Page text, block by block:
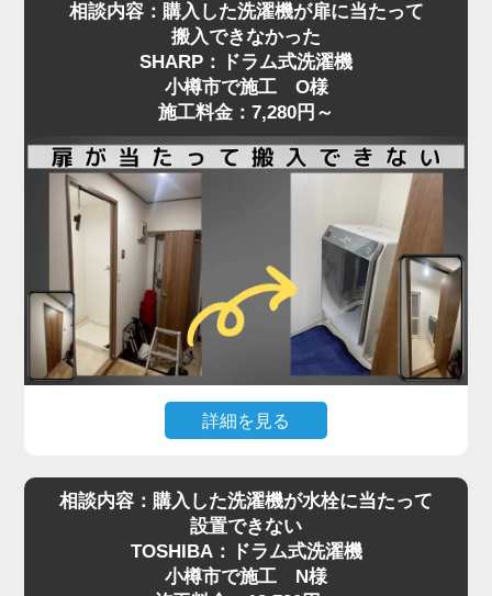
配管の問題でトラブルになりやすい作業です。ご自
身での無理な設置は事故や水漏れの原因にもなりま
すので、専門の業者にお任せいただくのが安心で
す。お困りの際は、ぜひお気軽にご相談ください。
濯パンと本体のサイズがギリギリで、引っ越し業者
から「設置はできない」と断られてしまった…そん
なご相談を、小樽市で施工をご依頼いただいたT様
からいただきました。設置予定のAQUA製ドラム式
洗濯機は、洗面台・壁・ドア枠の間にピタリと収め
る必要があり、数センチの誤差も許されない状況で
した。
さらに、他の業者にも断られたとのことで、当店に
ご連絡をいただいた際には「設置できる業者が見つ
からず困っている」とのお声も。現地を確認したう
えで、洗濯パンと各障害物との距離を慎重に測りな
がら、数ミリ単位で位置調整し、無事に搬入・設置
を完了しました。施工料金は3,980円～で、T様にも
大変ご満足いただけました。
「スペースが狭い」「他社に断られた」など、難し
い設置条件でも対応可能なケースは多くあります。
まずはお気軽にご相談ください。プロの判断で最適
な方法をご提案いたします
相談内容：購入した洗濯機が扉に当たって
搬入できなかった
SHARP：ドラム式洗濯機
小樽市で施工 O様
施工料金：7,280円～
詳細を見る
っとした障害が設置を難しくすることがあります。
今回、小樽市でご依頼いただいたO様のケースで
は、「購入したSHARPのドラム式洗濯機が脱衣所
相談内容：購入した洗濯機が水栓に当たって
設置できない
TOSHIBA：ドラム式洗濯機
小樽市で施工 N様